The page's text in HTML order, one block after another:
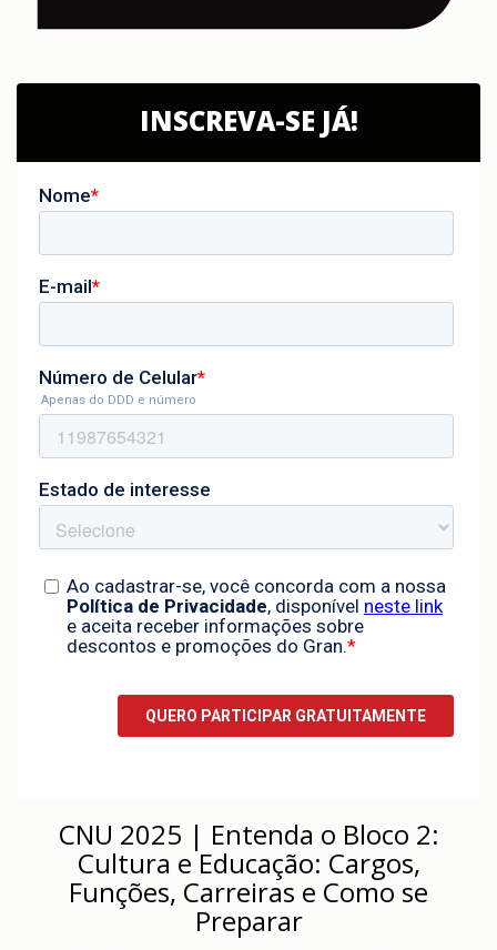
INSCREVA-SE JÁ!
CNU 2025 | Entenda o Bloco 2:
Cultura e Educação: Cargos,
Funções, Carreiras e Como se
Preparar